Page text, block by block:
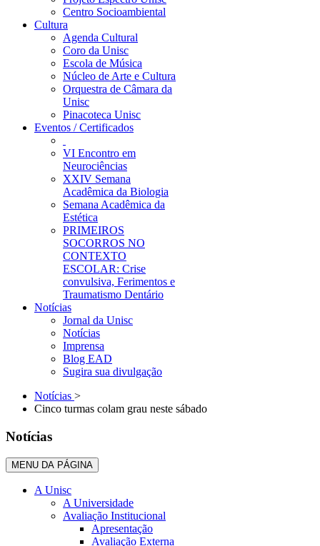
Centro Socioambiental
Cultura
Agenda Cultural
Coro da Unisc
Escola de Música
Núcleo de Arte e Cultura
Orquestra de Câmara da
Unisc
Pinacoteca Unisc
Eventos / Certificados
VI Encontro em
Neurociências
XXIV Semana
Acadêmica da Biologia
Semana Acadêmica da
Estética
PRIMEIROS
SOCORROS NO
CONTEXTO
ESCOLAR: Crise
convulsiva, Ferimentos e
Traumatismo Dentário
Notícias
Jornal da Unisc
Notícias
Imprensa
Blog EAD
Sugira sua divulgação
Notícias >
Cinco turmas colam grau neste sábado
Notícias
MENU DA PÁGINA
A Unisc
A Universidade
Avaliação Institucional
Apresentação
Avaliação Externa